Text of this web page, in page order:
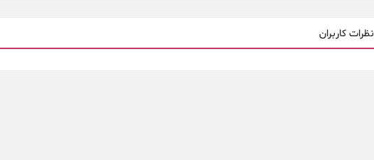
نظرات کاربران